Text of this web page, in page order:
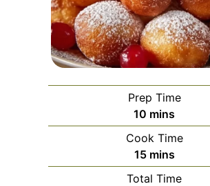
Prep Time
10 minutes
mins
Cook Time
15minutes
mins
Total Time